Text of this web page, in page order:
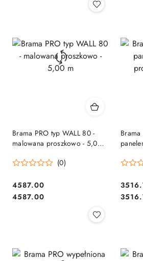
Brama PRO typ WALL 80 -
malowana proszkowo - 5,00
(0)
Cena:
4587.00
Cena:
4587.00
Brama
Cena:
Cena: